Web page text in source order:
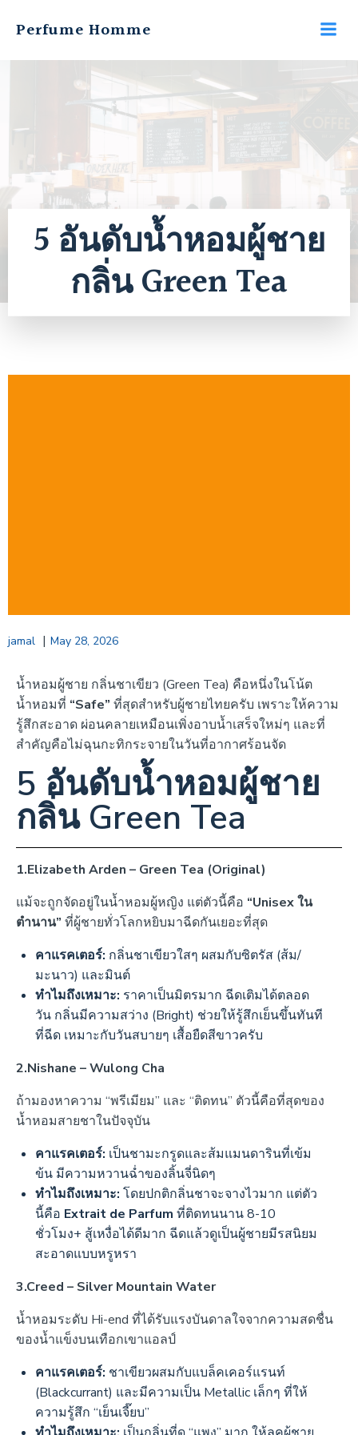
Perfume Homme
5 อันดับน้ำหอมผู้ชาย
กลิ่น Green Tea
jamal | May 28, 2026
น้ำหอมผู้ชาย กลิ่นชาเขียว (Green Tea) คือหนึ่งในโน้ต
น้ำหอมที่ “Safe” ที่สุดสำหรับผู้ชายไทยครับ เพราะให้ความ
รู้สึกสะอาด ผ่อนคลายเหมือนเพิ่งอาบน้ำเสร็จใหม่ๆ และที่
สำคัญคือไม่ฉุนกะทิกระจายในวันที่อากาศร้อนจัด
5 อันดับน้ำหอมผู้ชาย
กลิ่น Green Tea
1.Elizabeth Arden – Green Tea (Original)
แม้จะถูกจัดอยู่ในน้ำหอมผู้หญิง แต่ตัวนี้คือ “Unisex ใน
ตำนาน” ที่ผู้ชายทั่วโลกหยิบมาฉีดกันเยอะที่สุด
คาแรคเตอร์: กลิ่นชาเขียวใสๆ ผสมกับซิตรัส (ส้ม/
มะนาว) และมินต์
ทำไมถึงเหมาะ: ราคาเป็นมิตรมาก ฉีดเติมได้ตลอด
วัน กลิ่นมีความสว่าง (Bright) ช่วยให้รู้สึกเย็นขึ้นทันที
ที่ฉีด เหมาะกับวันสบายๆ เสื้อยืดสีขาวครับ
2.Nishane – Wulong Cha
ถ้ามองหาความ “พรีเมียม” และ “ติดทน” ตัวนี้คือที่สุดของ
น้ำหอมสายชาในปัจจุบัน
คาแรคเตอร์: เป็นชามะกรูดและส้มแมนดารินที่เข้ม
ข้น มีความหวานฉ่ำของลิ้นจี่นิดๆ
ทำไมถึงเหมาะ: โดยปกติกลิ่นชาจะจางไวมาก แต่ตัว
นี้คือ Extrait de Parfum ที่ติดทนนาน 8-10
ชั่วโมง+ สู้เหงื่อได้ดีมาก ฉีดแล้วดูเป็นผู้ชายมีรสนิยม
สะอาดแบบหรูหรา
3.Creed – Silver Mountain Water
น้ำหอมระดับ Hi-end ที่ได้รับแรงบันดาลใจจากความสดชื่น
ของน้ำแข็งบนเทือกเขาแอลป์
คาแรคเตอร์: ชาเขียวผสมกับแบล็คเคอร์แรนท์
(Blackcurrant) และมีความเป็น Metallic เล็กๆ ที่ให้
ความรู้สึก “เย็นเจี๊ยบ”